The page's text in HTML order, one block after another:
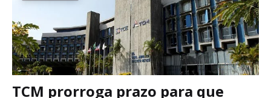
TCM prorroga prazo para que